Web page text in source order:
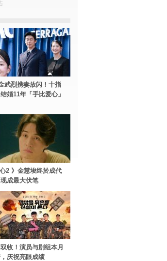
武烈携妻放闪！十指
婚11年「手比爱心」
2 》金慧埈终於成代
成最大伏笔
收！演员与剧组本月
庆祝亮眼成绩